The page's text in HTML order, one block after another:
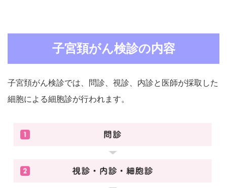
子宮頚がん検診の内容
子宮頚がん検診では、問診、視診、内診と医師が採取した
細胞による細胞診が行われます。